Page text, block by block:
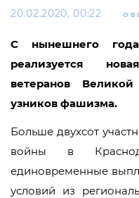
20.02.2020, 00:22
С нынешнего
реализуется
ветеранов
узников фашизма.
Больше двухсот
войны в
единовременные
условий из